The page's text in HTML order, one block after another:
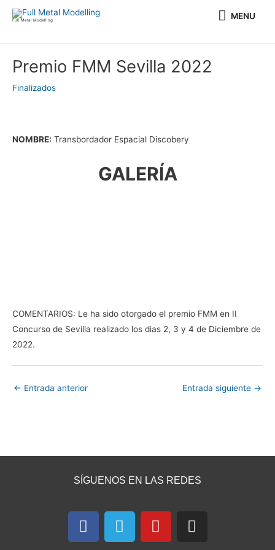
Full Metal Modelling MENU
MENU
Premio FMM Sevilla 2022
Finalizados
NOMBRE: Transbordador Espacial Discobery
GALERÍA
COMENTARIOS: Le ha sido otorgado el premio FMM en II
Concurso de Sevilla realizado los dias 2, 3 y 4 de Diciembre de
2022.
de
← Entrada anterior Entrada siguiente →
SÍGUENOS EN LAS REDES
F
a
T
e
Y
o
I
n